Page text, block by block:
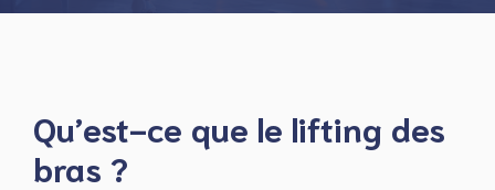
Qu’est-ce que le lifting des
bras ?